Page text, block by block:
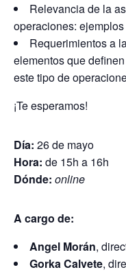
Relevancia de la
operaciones:
Requerimientos a
elementos que
este tipo de
¡Te esperamos!
Día: 26 de mayo
Hora: de 15h a 16h
Dónde: online
A cargo de:
Angel Morán,
Gorka Calvete,